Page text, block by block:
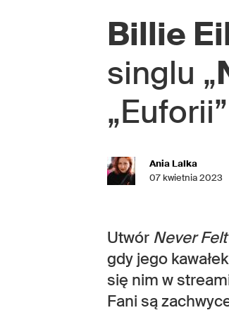
Billie
singlu „
„Euforii”
Ania Lalka
07 kwietnia 2023
Utwór Never
gdy jego
się nim w
Fani są